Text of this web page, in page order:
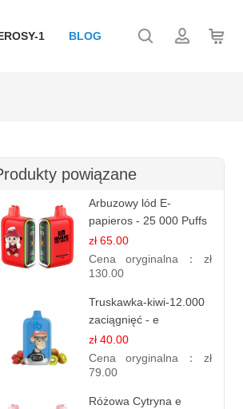
1 BLOG
powiązane
Arbuzowy lód E-
papieros - 25 000 Puffs
zł 65.00
Cena oryginalna： zł
130.00
Truskawka-kiwi-12.000
zaciągnięć - e
papierosy jednorazowe
zł 40.00
Cena oryginalna： zł
79.00
Różowa Cytryna e